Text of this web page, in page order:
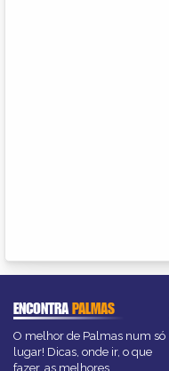
ENCONTRAPALMAS
O melhor de Palmas num só
lugar! Dicas, onde ir, o que
fazer, as melhores